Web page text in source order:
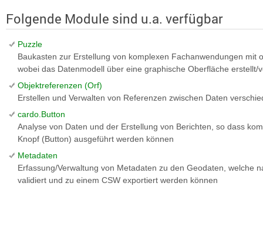
Folgende Module sind u.a. verfügbar
Puzzle
Baukasten zur Erstellung von komplexen Fachanwendungen mit
wobei das Datenmodell über eine graphische Oberfläche erstellt/
Objektreferenzen (Orf)
Erstellen und Verwalten von Referenzen zwischen Daten
cardo.Button
Analyse von Daten und der Erstellung von Berichten, so dass
Knopf (Button) ausgeführt werden können
Metadaten
Erfassung/Verwaltung von Metadaten zu den Geodaten, welche
validiert und zu einem CSW exportiert werden können